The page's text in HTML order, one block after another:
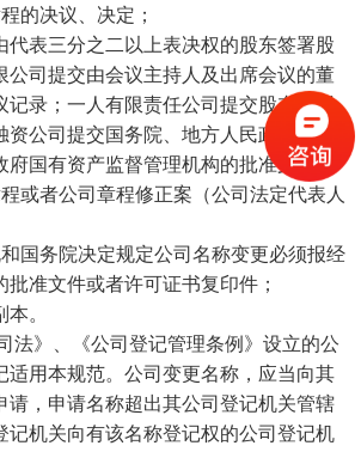
的决议、决定；
代表三分之二以上表决权的股东签署股
公司提交由会议主持人及出席会议的董
记录；一人有限责任公司提交股东签署
公司提交国务院、地方人民政府或者
国有资产监督管理机构的批准文件。
或者公司章程修正案（公司法定代表人
国务院决定规定公司名称变更必须报经
准文件或者许可证书复印件；
。
法》、《公司登记管理条例》设立的公
适用本规范。公司变更名称，应当向其
请，申请名称超出其公司登记机关管辖
记机关向有该名称登记权的公司登记机